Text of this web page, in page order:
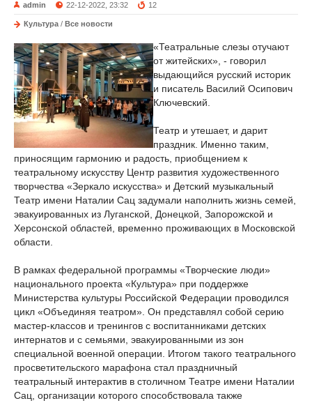
admin 22-12-2022, 23:32 12
Культура / Все новости
«Театральные слезы отучают
от житейских», - говорил
выдающийся русский историк
и писатель Василий Осипович
Ключевский.
Театр и утешает, и дарит
праздник. Именно таким,
приносящим гармонию и радость, приобщением к
театральному искусству Центр развития художественного
творчества «Зеркало искусства» и Детский музыкальный
Театр имени Наталии Сац задумали наполнить жизнь семей,
эвакуированных из Луганской, Донецкой, Запорожской и
Херсонской областей, временно проживающих в Московской
области.
В рамках федеральной программы «Творческие люди»
национального проекта «Культура» при поддержке
Министерства культуры Российской Федерации проводился
цикл «Объединяя театром». Он представлял собой серию
мастер-классов и тренингов с воспитанниками детских
интернатов и с семьями, эвакуированными из зон
специальной военной операции. Итогом такого театрального
просветительского марафона стал праздничный
театральный интерактив в столичном Театре имени Наталии
Сац, организации которого способствовала также